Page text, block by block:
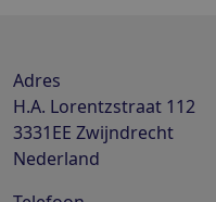
Adres
H.A. Lorentzstraat 112
3331EE Zwijndrecht
Nederland